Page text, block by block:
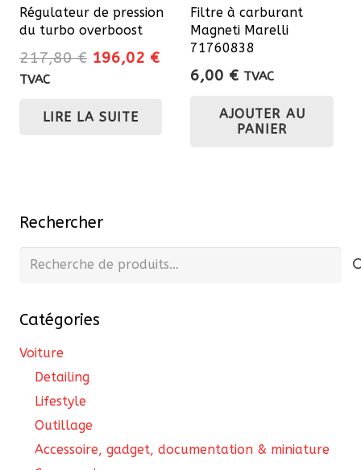
page
produit
Régulateur de pression
du turbo overboost
217,80€ Le
était :
196,02 €Le
TVAC
LIRE LA SUITE
Filtre à carburant
Magneti Marelli
71760838
6,00 € TVAC
AJOUTER AU
PANIER
Rechercher
Recherche
Catégories
Voiture
Detailing
Lifestyle
Outillage
Accessoire, gadget, documentation & miniature